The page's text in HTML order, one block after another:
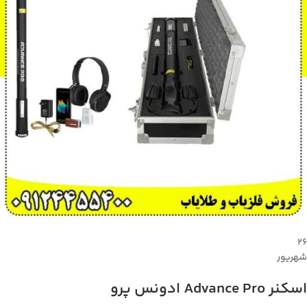
۲۶
شهریور
اسکنر Advance Pro ادونس پرو